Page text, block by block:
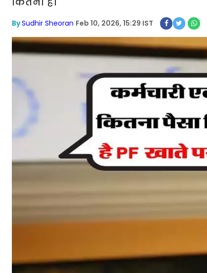
BySudhir Sheoran Feb 10, 2026, 15:29 IST